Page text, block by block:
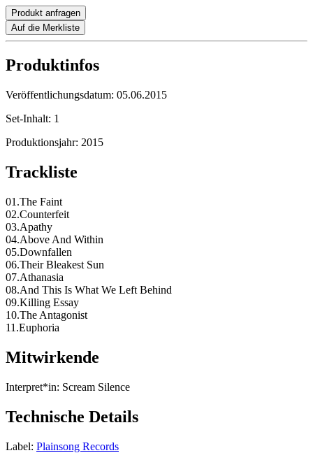
Produkt anfragen
Auf die Merkliste
Produktinfos
Veröffentlichungsdatum: 05.06.2015
Set-Inhalt: 1
Produktionsjahr: 2015
Trackliste
01.The Faint
02.Counterfeit
03.Apathy
04.Above And Within
05.Downfallen
06.Their Bleakest Sun
07.Athanasia
08.And This Is What We Left Behind
09.Killing Essay
10.The Antagonist
11.Euphoria
Mitwirkende
Interpret*in: Scream Silence
Technische Details
Label: Plainsong Records